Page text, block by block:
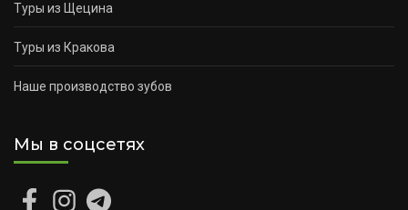
Туры из Щецина
Туры из Кракова
Наше производство зубов
Мы в соцсетях